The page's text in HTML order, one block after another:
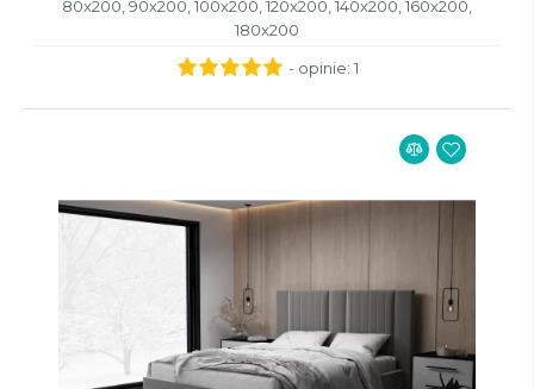
80x200, 90x200, 100x200, 120x200, 140x200, 160x200,
180x200
- opinie: 1